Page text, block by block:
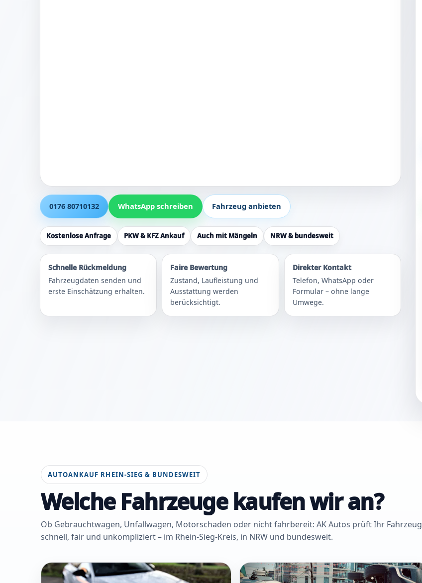
0176 80710132 WhatsApp schreiben Fahrzeug anbieten
Kostenlose Anfrage PKW & KFZ Ankauf Auch mit Mängeln NRW & bundesweit
Schnelle Rückmeldung
Fahrzeugdaten senden und
erste Einschätzung erhalten.
Faire Bewertung
Zustand, Laufleistung und
Ausstattung werden
berücksichtigt.
Direkter Kontakt
Telefon, WhatsApp oder
Formular – ohne lange
Umwege.
AUTOANKAUF RHEIN-SIEG & BUNDESWEIT
Welche Fahrzeuge kaufen wir an?
Ob Gebrauchtwagen, Unfallwagen, Motorschaden oder nicht fahrbereit: AK Autos prüft Ihr Fahrzeug
schnell, fair und unkompliziert – im Rhein-Sieg-Kreis, in NRW und bundesweit.